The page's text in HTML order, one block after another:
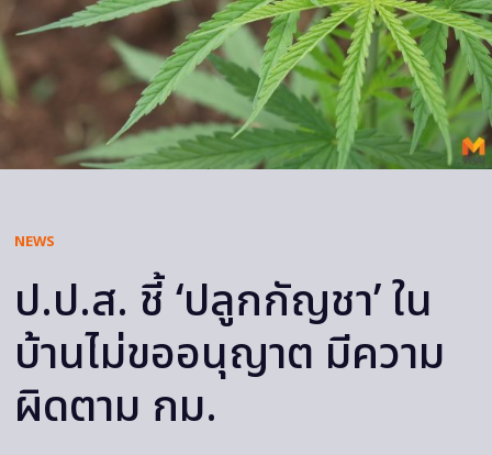
NEWS
ป.ป.ส. ชี้ ‘ปลูกกัญชา’ ใน
บ้านไม่ขออนุญาต มีความ
ผิดตาม กม.